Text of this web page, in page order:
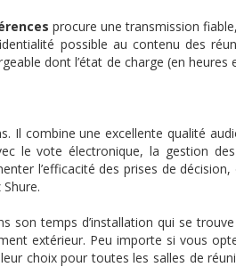
procure une transmission
possible au contenu des
dont l’état de charge (en
Il combine une excellente qualité
le vote électronique, la gestion des
l’efficacité des prises de
son temps d’installation qui se
extérieur. Peu importe si vous
choix pour toutes les salles de